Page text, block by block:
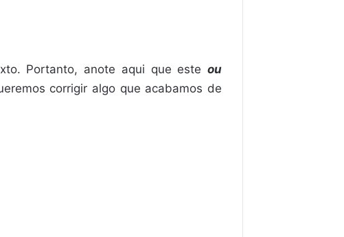
Portanto, anote aqui que este ou
corrigir algo que acabamos de